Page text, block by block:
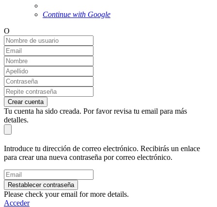
Continue with Google
O
Crear cuenta
Tu cuenta ha sido creada. Por favor revisa tu email para más
detalles.
Introduce tu dirección de correo electrónico. Recibirás un enlace
para crear una nueva contraseña por correo electrónico.
Restablecer contraseña
Please check your email for more details.
Acceder